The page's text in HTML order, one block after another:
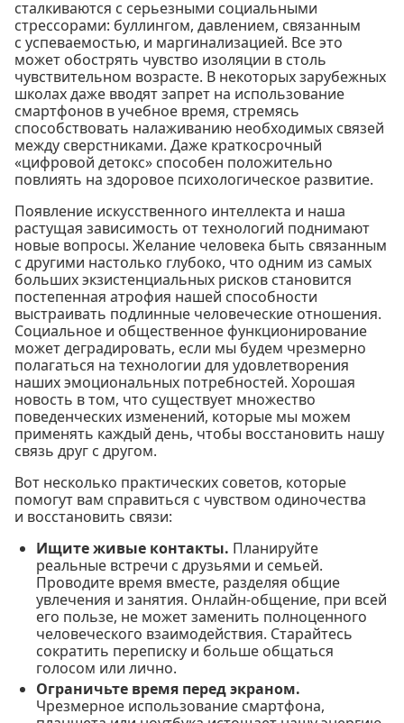
сталкиваются с серьезными социальными
стрессорами: буллингом, давлением, связанным
с успеваемостью, и маргинализацией. Все это
может обострять чувство изоляции в столь
чувствительном возрасте. В некоторых зарубежных
школах даже вводят запрет на использование
смартфонов в учебное время, стремясь
способствовать налаживанию необходимых связей
между сверстниками. Даже краткосрочный
«цифровой детокс» способен положительно
повлиять на здоровое психологическое развитие.
Появление искусственного интеллекта и наша
растущая зависимость от технологий поднимают
новые вопросы. Желание человека быть связанным
с другими настолько глубоко, что одним из самых
больших экзистенциальных рисков становится
постепенная атрофия нашей способности
выстраивать подлинные человеческие отношения.
Социальное и общественное функционирование
может деградировать, если мы будем чрезмерно
полагаться на технологии для удовлетворения
наших эмоциональных потребностей. Хорошая
новость в том, что существует множество
поведенческих изменений, которые мы можем
применять каждый день, чтобы восстановить нашу
связь друг с другом.
Вот несколько практических советов, которые
помогут вам справиться с чувством одиночества
и восстановить связи:
Ищите живые контакты. Планируйте
реальные встречи с друзьями и семьей.
Проводите время вместе, разделяя общие
увлечения и занятия. Онлайн-общение, при всей
его пользе, не может заменить полноценного
человеческого взаимодействия. Старайтесь
сократить переписку и больше общаться
голосом или лично.
Ограничьте время перед экраном.
Чрезмерное использование смартфона,